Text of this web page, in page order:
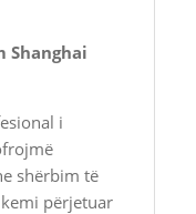
Shanghai
i
shërbim të
përjetuar